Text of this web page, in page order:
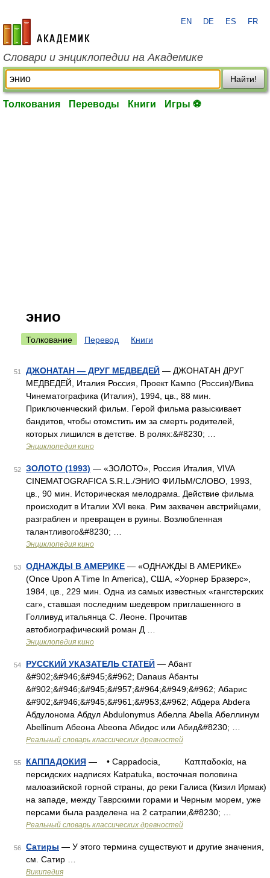
academic.ru
EN DE ES FR
Словари и энциклопедии на Академике
Найти!
Толкования Переводы Книги Игры ⚽
энио
Толкование Перевод Книги
51 ДЖОНАТАН — ДРУГ МЕДВЕДЕЙ — ДЖОНАТАН ДРУГ
МЕДВЕДЕЙ, Италия Россия, Проект Кампо (Россия)/Вива
Чинематографика (Италия), 1994, цв., 88 мин.
Приключенческий фильм. Герой фильма разыскивает
бандитов, чтобы отомстить им за смерть родителей,
которых лишился в детстве. В ролях:&#8230; …
Энциклопедия кино
52 ЗОЛОТО (1993) — «ЗОЛОТО», Россия Италия, VIVA
CINEMATOGRAFICA S.R.L./ЭНИО ФИЛЬМ/СЛОВО, 1993,
цв., 90 мин. Историческая мелодрама. Действие фильма
происходит в Италии XVI века. Рим захвачен австрийцами,
разграблен и превращен в руины. Возлюбленная
талантливого&#8230; …
Энциклопедия кино
53 ОДНАЖДЫ В АМЕРИКЕ — «ОДНАЖДЫ В АМЕРИКЕ»
(Once Upon A Time In America), США, «Уорнер Бразерс»,
1984, цв., 229 мин. Одна из самых известных «гангстерских
саг», ставшая последним шедевром приглашенного в
Голливуд итальянца С. Леоне. Прочитав
автобиографический роман Д …
Энциклопедия кино
54 РУССКИЙ УКАЗАТЕЛЬ СТАТЕЙ — Абант
&#902;&#946;&#945;&#962; Danaus Абанты
&#902;&#946;&#945;&#957;&#964;&#949;&#962; Абарис
&#902;&#946;&#945;&#961;&#953;&#962; Абдера Abdera
Абдулонома Абдул Abdulonymus Абелла Abella Абеллинум
Abellinum Абеона Abeona Абидос или Абид&#8230; …
Реальный словарь классических древностей
55 КАППАДОКИЯ — • Cappadocia, Καππαδοκία, на
персидских надписях Katpatuka, восточная половина
малоазийской горной страны, до реки Галиса (Кизил Ирмак)
на западе, между Таврскими горами и Черным морем, уже
персами была разделена на 2 сатрапии,&#8230; …
Реальный словарь классических древностей
56 Сатиры — У этого термина существуют и другие значения,
см. Сатир …
Википедия